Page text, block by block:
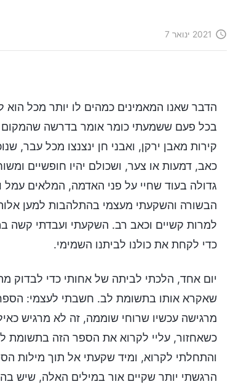
2021 ינואר 7
הדבר שאנו המאמינים כמהים לו יותר מכל הוא
בכל פעם ששמעתי כומר אומר בדרשה שהמקום
קירות מאבן ירקן, ואבני חן ינצנצו מכל עבר,
כאב, דמעות או צער, ושכולם יהיו חופשיים
גדולה בעוד שחיי על פני האדמה, המלאים עמל
הבשורה והשקעתי מעצמי בהתלהבות למען
למרות קשיים וכאב רב. השקעתי ועבדתי קשה
כדי לקחת את כולנו לביתנו השמימי.
יום אחד, הלכתי לביתה של אחותי כדי לבדוק
שאקרא אותו בתשומת לב. חשבתי לעצמי: הספר
מרגישה עכשיו שרוחי שוממה, זה לא מרגיש
כשאחזור, עליי לקרוא את הספר הזה בתשומת
והתחלתי לקרוא, ומיד שקעתי אל תוך מילות
הרגשתי יותר שקיים אור במילים האלה, שיש